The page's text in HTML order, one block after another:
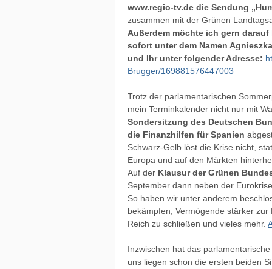
www.regio-tv.de die Sendung
zusammen mit der Grünen
Außerdem möchte ich gern
sofort unter dem Namen
und Ihr unter folgender Adresse:
Brugger/169881576447003
Trotz der parlamentarischen
mein Terminkalender nicht nur mit
Sondersitzung des Deutschen
die Finanzhilfen für Spanien
Schwarz-Gelb löst die Krise nicht,
Europa und auf den Märkten
Auf der Klausur der Grünen
September dann neben der
So haben wir unter anderem
bekämpfen, Vermögende stärker
Reich zu schließen und vieles mehr.
Inzwischen hat das
uns liegen schon die ersten beiden